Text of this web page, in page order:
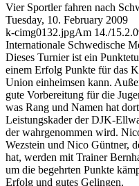
Vier Sportler fahren nach
Tuesday, 10. February 2009
k-cimg0132.jpgAm 14./
Internationale Schwedische
Dieses Turnier ist ein
einem Erfolg Punkte für das
Union einheimsen kann.
gute Vorbereitung für die
was Rang und Namen hat
Leistungskader der DJK-
der wahrgenommen wird.
Wezstein und Nico Güntner,
hat, werden mit Trainer
um die begehrten Punkte
Erfolg und gutes Gelingen.